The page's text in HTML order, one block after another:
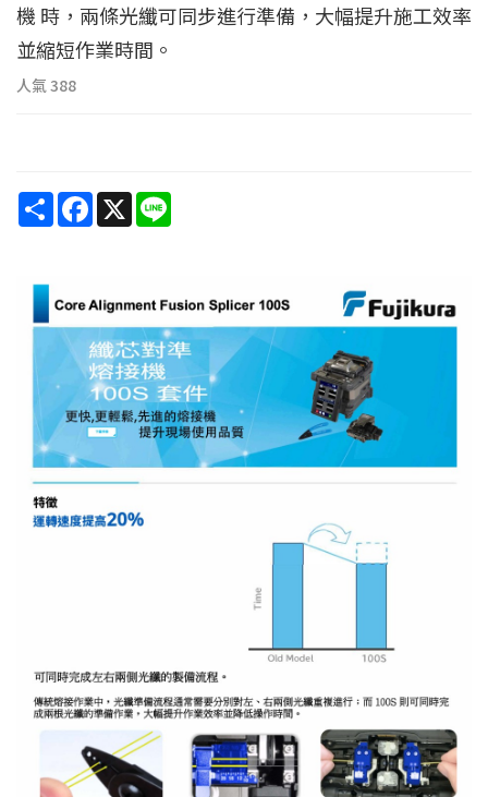
機 時，兩條光纖可同步進行準備，大幅提升施工效率
並縮短作業時間。
人氣388
Share Facebook
X